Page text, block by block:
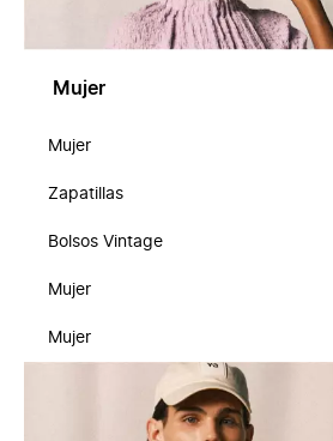
Mujer
Mujer
Zapatillas
Bolsos Vintage
Mujer
Mujer